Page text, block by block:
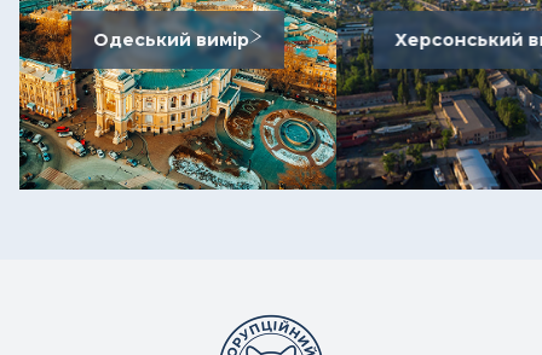
Одеський вимір Херсонський